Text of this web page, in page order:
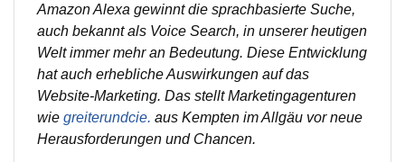
Amazon Alexa gewinnt die sprachbasierte Suche,
auch bekannt als Voice Search, in unserer heutigen
Welt immer mehr an Bedeutung. Diese Entwicklung
hat auch erhebliche Auswirkungen auf das
Website-Marketing. Das stellt Marketingagenturen
wie greiterundcie. aus Kempten im Allgäu vor neue
Herausforderungen und Chancen.